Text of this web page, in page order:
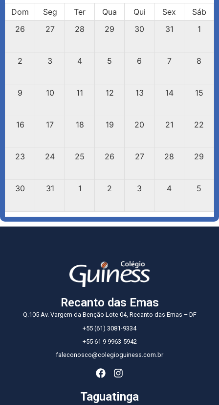
Dom Seg Ter Qua Qui Sex
Sáb
26
27 28 29 30 31 1
2 3 4 5 6 7 8
9 10 11 12 13 14 15
16 17 18 19 20 21 22
23 24 25 26 27 28 29
30 31 1 2 3 4 5
Recanto das Emas
Q.105 Av. Vargem da Benção Lote 04, Recanto das Emas – DF
+55 (61) 3081-9334
+55 61 9 9963-5942
faleconosco@colegioguiness.com.br
Taguatinga